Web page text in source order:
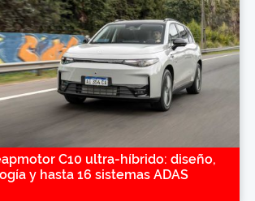
C10 ultra-híbrido: diseño,
y hasta 16 sistemas ADAS